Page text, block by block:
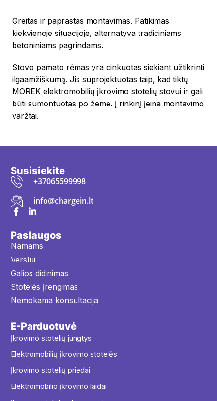
Greitas ir paprastas montavimas. Patikimas
kiekvienoje situacijoje, alternatyva tradiciniams
betoniniams pagrindams.
Stovo pamato rėmas yra cinkuotas siekiant užtikrinti
ilgaamžiškumą. Jis suprojektuotas taip, kad tiktų
MOREK elektromobilių įkrovimo stotelių stovui ir gali
būti sumontuotas po žeme. Į rinkinį įeina montavimo
varžtai.
Susisiekite
+37065599998
info@chargein.lt
Paslaugos
Namams
Verslui
Galios didinimas
Stotelės įrengimas
Nemokama konsultacija
E-Parduotuvė
Įkrovimo stotelių jungtys
Elektromobilių įkrovimo stotelės
Įkrovimo stotelių priedai
Elektromobilio įkrovimo laidai